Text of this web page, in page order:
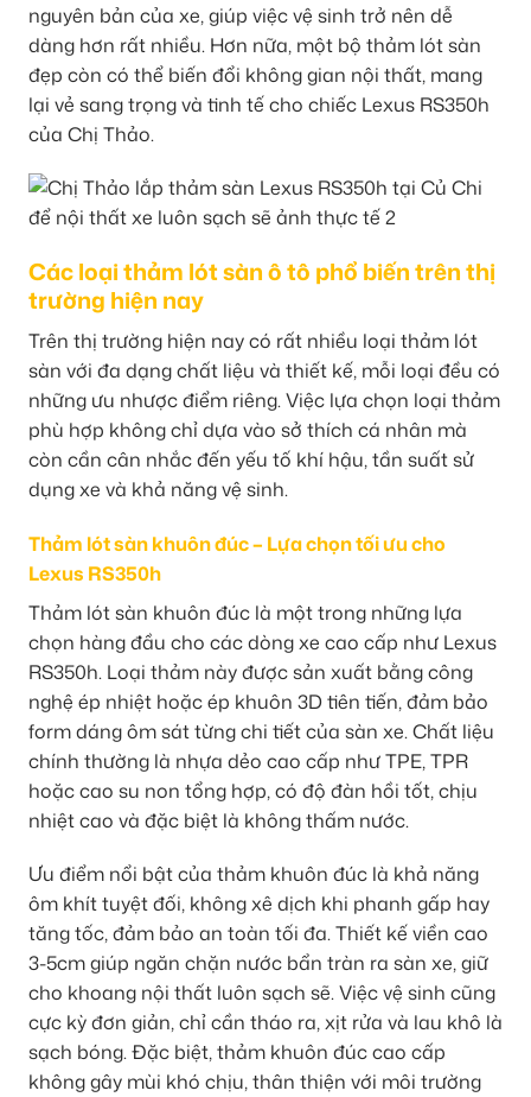
nguyên bản của xe, giúp việc vệ sinh trở nên dễ
dàng hơn rất nhiều. Hơn nữa, một bộ thảm lót sàn
đẹp còn có thể biến đổi không gian nội thất, mang
lại vẻ sang trọng và tinh tế cho chiếc Lexus RS350h
của Chị Thảo.
Các loại thảm lót sàn ô tô phổ biến trên thị
trường hiện nay
Trên thị trường hiện nay có rất nhiều loại thảm lót
sàn với đa dạng chất liệu và thiết kế, mỗi loại đều có
những ưu nhược điểm riêng. Việc lựa chọn loại thảm
phù hợp không chỉ dựa vào sở thích cá nhân mà
còn cần cân nhắc đến yếu tố khí hậu, tần suất sử
dụng xe và khả năng vệ sinh.
Thảm lót sàn khuôn đúc – Lựa chọn tối ưu cho
Lexus RS350h
Thảm lót sàn khuôn đúc là một trong những lựa
chọn hàng đầu cho các dòng xe cao cấp như Lexus
RS350h. Loại thảm này được sản xuất bằng công
nghệ ép nhiệt hoặc ép khuôn 3D tiên tiến, đảm bảo
form dáng ôm sát từng chi tiết của sàn xe. Chất liệu
chính thường là nhựa dẻo cao cấp như TPE, TPR
hoặc cao su non tổng hợp, có độ đàn hồi tốt, chịu
nhiệt cao và đặc biệt là không thấm nước.
Ưu điểm nổi bật của thảm khuôn đúc là khả năng
ôm khít tuyệt đối, không xê dịch khi phanh gấp hay
tăng tốc, đảm bảo an toàn tối đa. Thiết kế viền cao
3-5cm giúp ngăn chặn nước bẩn tràn ra sàn xe, giữ
cho khoang nội thất luôn sạch sẽ. Việc vệ sinh cũng
cực kỳ đơn giản, chỉ cần tháo ra, xịt rửa và lau khô là
sạch bóng. Đặc biệt, thảm khuôn đúc cao cấp
không gây mùi khó chịu, thân thiện với môi trường